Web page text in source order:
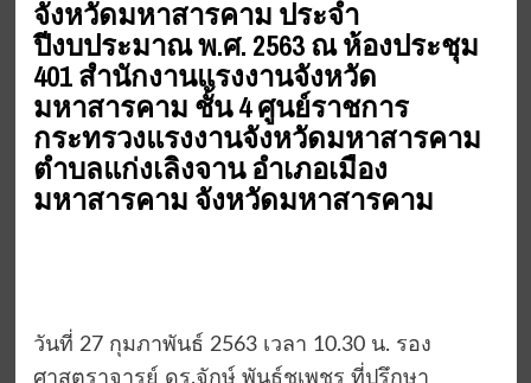
จังหวัดมหาสารคาม ประจำ
ปีงบประมาณ พ.ศ. 2563 ณ ห้องประชุม
401 สำนักงานแรงงานจังหวัด
มหาสารคาม ชั้น 4 ศูนย์ราชการ
กระทรวงแรงงานจังหวัดมหาสารคาม
ตำบลแก่งเลิงจาน อำเภอเมือง
มหาสารคาม จังหวัดมหาสารคาม
วันที่ 27 กุมภาพันธ์ 2563 เวลา 10.30 น. รอง